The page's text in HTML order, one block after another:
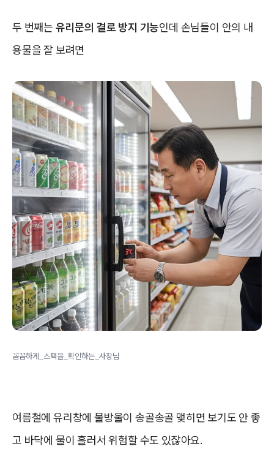
두 번째는 유리문의 결로 방지 기능인데 손님들이 안의 내
용물을 잘 보려면
꼼꼼하게_스펙을_확인하는_사장님
여름철에 유리창에 물방울이 송골송골 맺히면 보기도 안 좋
고 바닥에 물이 흘러서 위험할 수도 있잖아요.